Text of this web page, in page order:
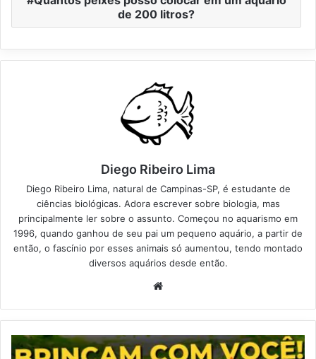
de 200 litros?
Diego Ribeiro Lima
Diego Ribeiro Lima, natural de Campinas-SP, é estudante de
ciências biológicas. Adora escrever sobre biologia, mas
principalmente ler sobre o assunto. Começou no aquarismo em
1996, quando ganhou de seu pai um pequeno aquário, a partir de
então, o fascínio por esses animais só aumentou, tendo montado
diversos aquários desde então.
Website